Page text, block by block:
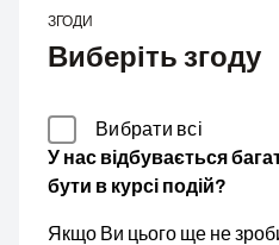
ЗГОДИ
Виберіть згоду
Вибрати всі
У нас відбувається
бути в курсі подій?
Якщо Ви цього ще не